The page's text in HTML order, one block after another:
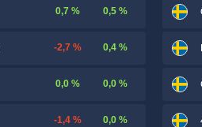
0,7 % 0,5 %
-2,7 % 0,4 %
0,0 % 0,0 %
-1,4 % 0,0 %